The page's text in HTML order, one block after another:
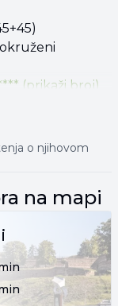
(prikaži broj)
o njihovom
na mapi